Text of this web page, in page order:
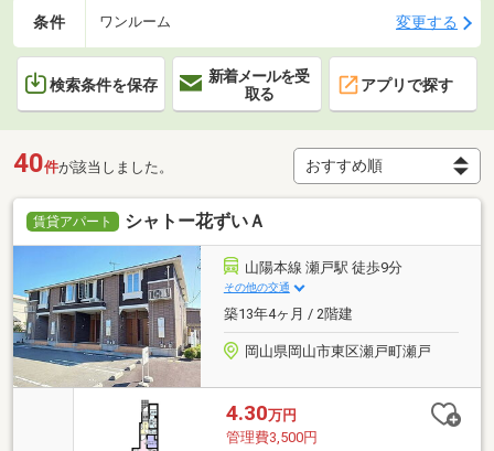
条件 ワンルーム 変更する
検索条件を保存
新着メールを受
取る
アプリで探す
40件が該当しました。
賃貸アパート シャトー花ずいＡ
山陽本線 瀬戸駅 徒歩9分
その他の交通
築13年4ヶ月 / 2階建
岡山県岡山市東区瀬戸町瀬戸
4.30万円
管理費3,500円